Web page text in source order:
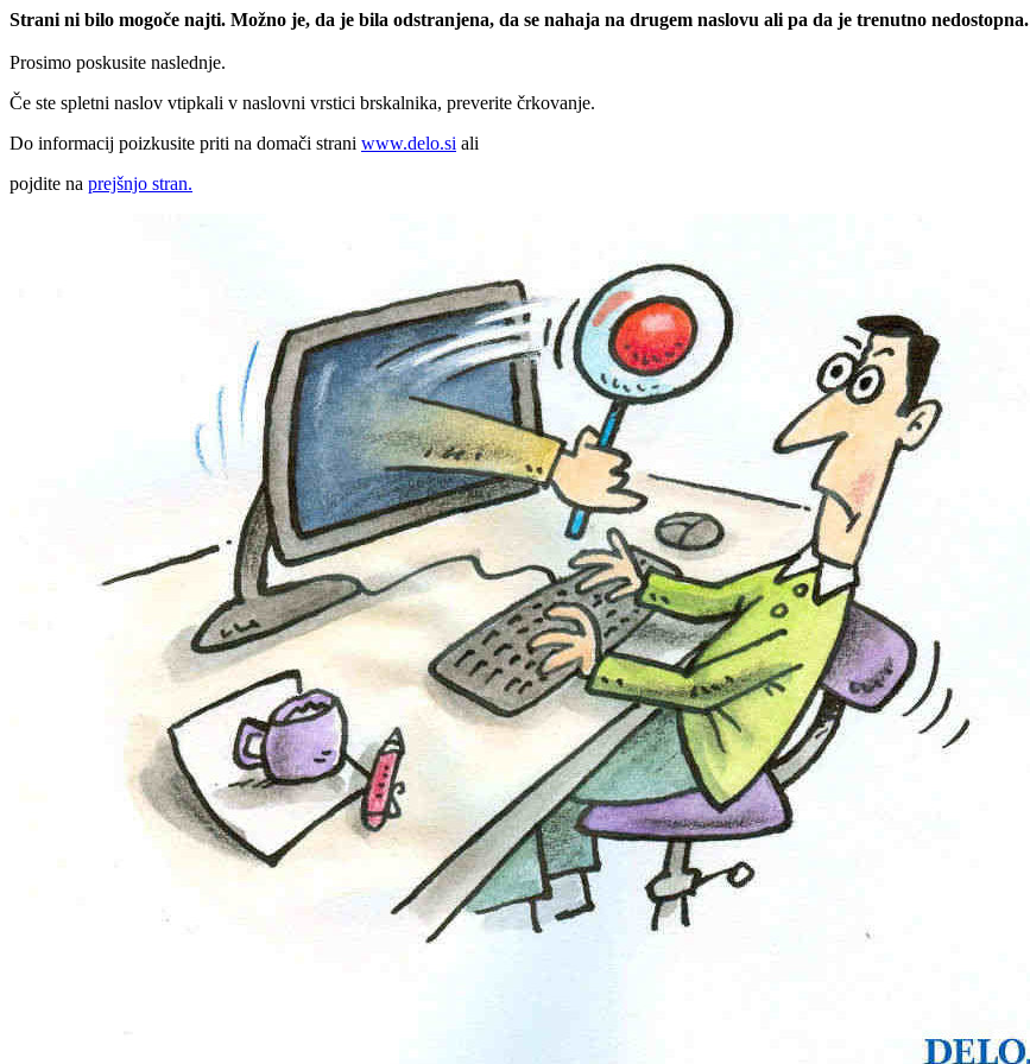
Strani ni bilo mogoče najti. Možno je, da je bila odstranjena, da se nahaja na drugem naslovu ali pa da je trenutno nedostopna.
Prosimo poskusite naslednje.
Če ste spletni naslov vtipkali v naslovni vrstici brskalnika, preverite črkovanje.
Do informacij poizkusite priti na domači strani www.delo.si ali
pojdite na prejšnjo stran.